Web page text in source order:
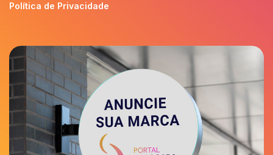
Política de Privacidade